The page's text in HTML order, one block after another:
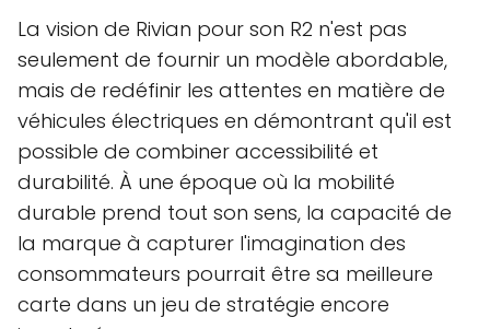
La vision de Rivian pour son R2 n'est pas
seulement de fournir un modèle abordable,
mais de redéfinir les attentes en matière de
véhicules électriques en démontrant qu'il est
possible de combiner accessibilité et
durabilité. À une époque où la mobilité
durable prend tout son sens, la capacité de
la marque à capturer l'imagination des
consommateurs pourrait être sa meilleure
carte dans un jeu de stratégie encore